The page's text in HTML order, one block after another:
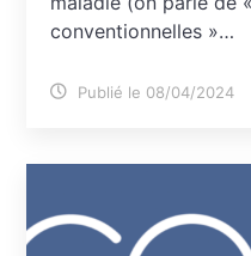
conventionnelles »…
Publié le 08/04/2024